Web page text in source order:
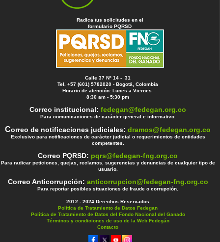
Radica tus solicitudes en el
formulario PQRSD
Calle 37 Nº 14 - 31
Tel. +57 (601) 5782020 - Bogotá, Colombia
Horario de atención: Lunes a Viernes
8:30 am - 5:30 pm
Correo institucional:fedegan@fedegan.org.co
Para comunicaciones de carácter general e informativo.
Correo de notificaciones judiciales:dramos@fedegan.org.co
Exclusivo para notificaciones de carácter judicial o requerimientos de entidades
competentes.
Correo PQRSD: pqrs@fedegan-fng.org.co
Para radicar peticiones, quejas, reclamos, sugerencias y denuncias de cualquier tipo de
usuario.
Correo Anticorrupción: anticorrupcion@fedegan-fng.org.co
Para reportar posibles situaciones de fraude o corrupción.
2012 - 2024 Derechos Reservados
Política de Tratamiento de Datos Fedegan
Política de Tratamiento de Datos del Fondo Nacional del Ganado
Términos y condiciones de uso de la Web Fedegán
Contacto